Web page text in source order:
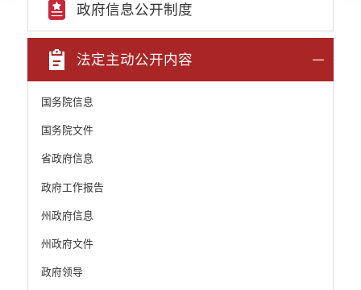
政府信息公开制度
法定主动公开内容
国务院信息
国务院文件
省政府信息
政府工作报告
州政府信息
州政府文件
政府领导